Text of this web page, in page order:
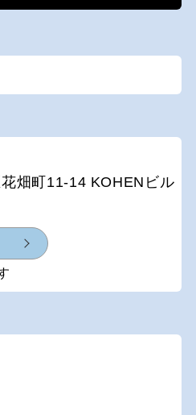
畑町11-14 KOHENビル